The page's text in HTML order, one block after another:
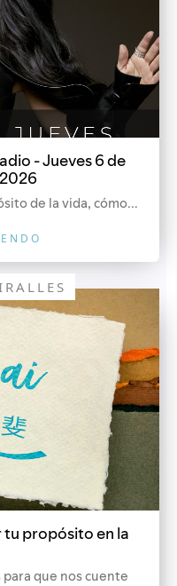
- Jueves 6 de
de la vida, cómo...
propósito en la
que nos cuente